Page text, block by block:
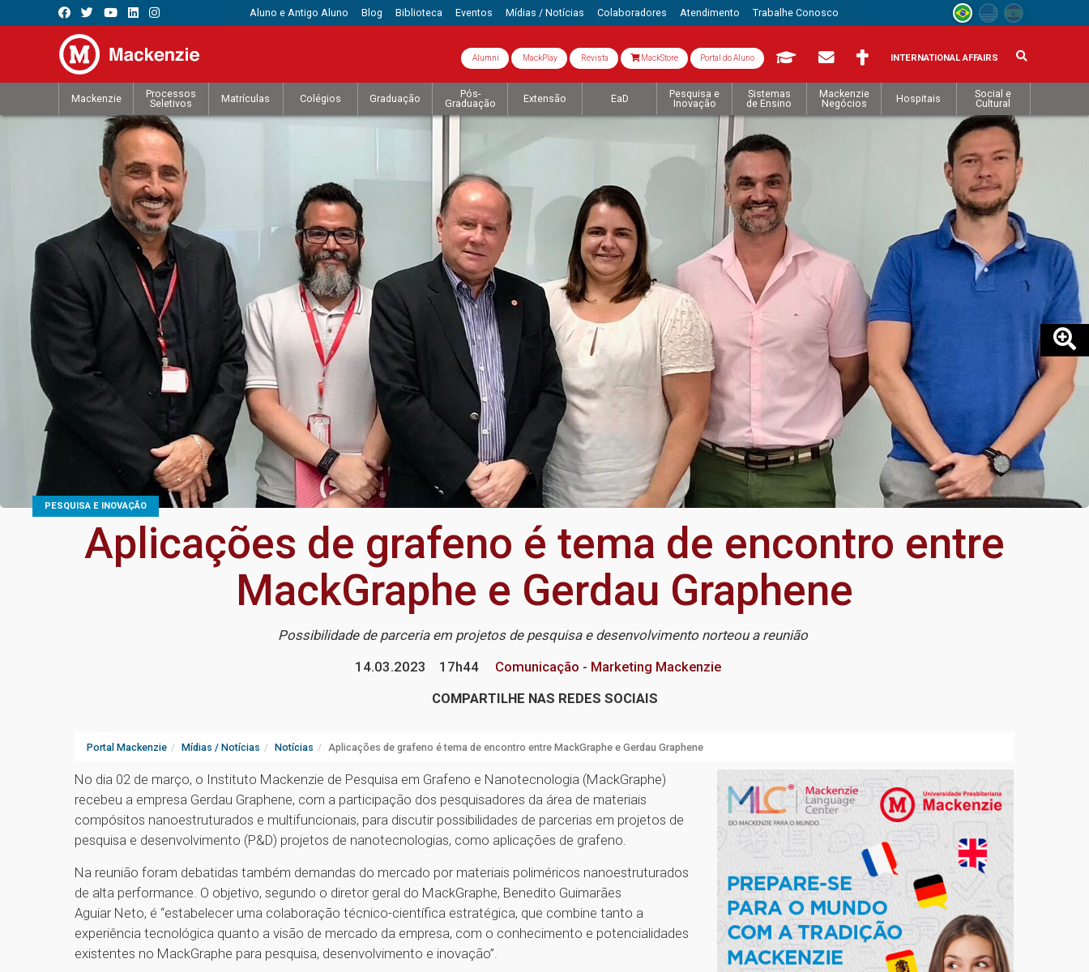
Aluno e Antigo Aluno Blog Biblioteca Eventos Mídias / Notícias Colaboradores Atendimento Trabalhe Conosco
Alumni MackPlay Revista MackStore Portal do Aluno INTERNATIONAL AFFAIRS
Mackenzie
Processos
Seletivos
Matrículas Colégios Graduação
Pós-
Graduação
Extensão EaD
Pesquisa e
Inovação
Sistemas
de Ensino
Mackenzie
Negócios
Hospitais
Social e
Cultural
PESQUISA E INOVAÇÃO
Aplicações de grafeno é tema de encontro entre
MackGraphe e Gerdau Graphene
Possibilidade de parceria em projetos de pesquisa e desenvolvimento norteou a reunião
14.03.2023
17h44
Comunicação - Marketing Mackenzie
COMPARTILHE NAS REDES SOCIAIS
Portal Mackenzie Mídias / Notícias Notícias Aplicações de grafeno é tema de encontro entre MackGraphe e Gerdau Graphene
No dia 02 de março, o Instituto Mackenzie de Pesquisa em Grafeno e Nanotecnologia (MackGraphe)
recebeu a empresa Gerdau Graphene, com a participação dos pesquisadores da área de materiais
compósitos nanoestruturados e multifuncionais, para discutir possibilidades de parcerias em projetos de
pesquisa e desenvolvimento (P&D) projetos de nanotecnologias, como aplicações de grafeno.
Na reunião foram debatidas também demandas do mercado por materiais poliméricos nanoestruturados
de alta performance. O objetivo, segundo o diretor geral do MackGraphe, Benedito Guimarães
Aguiar Neto, é “estabelecer uma colaboração técnico-científica estratégica, que combine tanto a
experiência tecnológica quanto a visão de mercado da empresa, com o conhecimento e potencialidades
existentes no MackGraphe para pesquisa, desenvolvimento e inovação”.